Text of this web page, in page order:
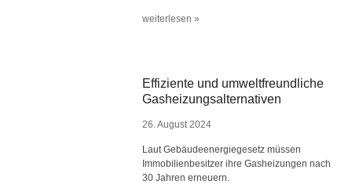
weiterlesen »
Effiziente und umweltfreundliche
Gasheizungsalternativen
26. August 2024
Laut Gebäudeenergiegesetz müssen
Immobilienbesitzer ihre Gasheizungen nach
30 Jahren erneuern.